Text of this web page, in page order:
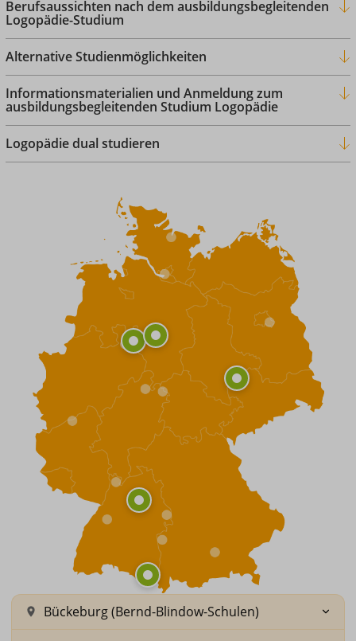
Berufsaussichten nach dem ausbildungsbegleitenden
Logopädie-Studium
Alternative Studienmöglichkeiten
Informationsmaterialien und Anmeldung zum
ausbildungsbegleitenden Studium Logopädie
Logopädie dual studieren
Bückeburg (Bernd-Blindow-Schulen)